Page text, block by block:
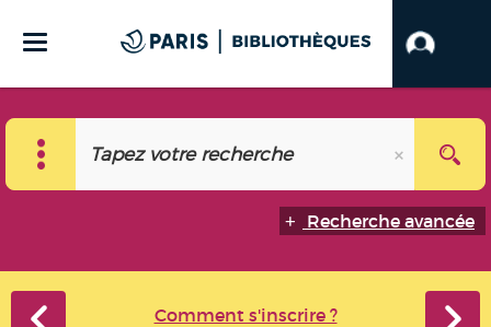
Recherche avancée
Comment s'inscrire ?